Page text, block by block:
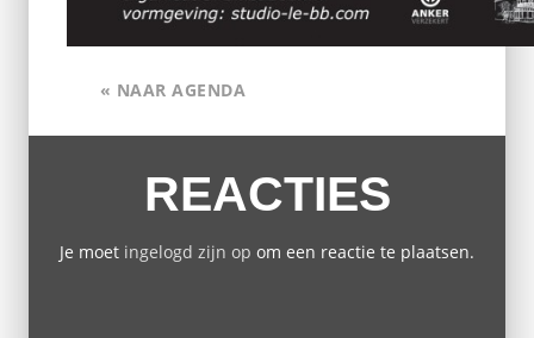
« NAAR AGENDA
REACTIES
Je moet ingelogd zijn op om een reactie te plaatsen.